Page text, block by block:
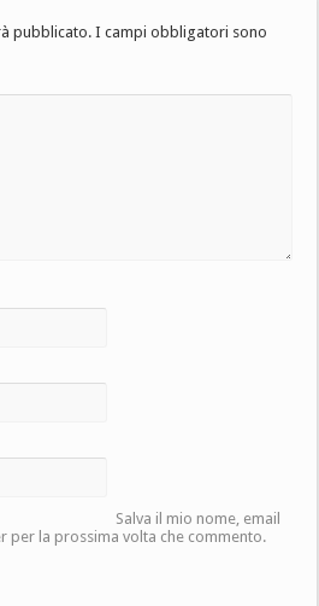
pubblicato. I campi obbligatori sono
Salva il mio nome, email
per la prossima volta che commento.